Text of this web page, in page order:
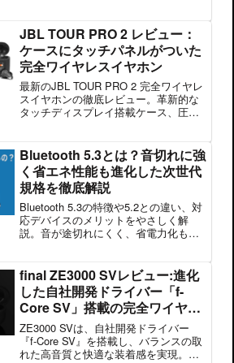
JBL TOUR PRO 2 レビュー：
ケースにタッチパネルがついた
完全ワイヤレスイヤホン
最新のJBL TOUR PRO 2 完全ワイヤレ
スイヤホンの徹底レビュー。革新的な
タッチディスプレイ搭載ケース、圧倒
ます。
Bluetooth 5.3とは？音切れに強
く省エネ性能も進化した次世代
規格を徹底解説
Bluetooth 5.3の特徴や5.2との違い、対
応デバイスのメリットをやさしく解
説。音が途切れにくく、省電力化も進
final ZE3000 SVレビュー:進化
した自社開発ドライバー「f-
Core SV」搭載の完全ワイヤレ
スイヤホンを徹底解説
ZE3000 SVは、自社開発ドライバー
『f-Core SV』を搭載し、バランスの取
れた高音質と快適な装着感を実現。ノ